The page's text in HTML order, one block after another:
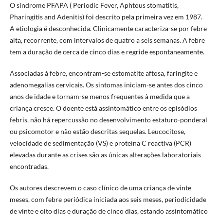
O síndrome PFAPA ( Periodic Fever, Aphtous stomatitis,
Pharingitis and Adenitis) foi descrito pela primeira vez em 1987.
A etiologia é desconhecida. Clinicamente caracteriza-se por febre
alta, recorrente, com intervalos de quatro a seis semanas. A febre
tem a duração de cerca de cinco dias e regride espontaneamente.
Associadas à febre, encontram-se estomatite aftosa, faringite e
adenomegalias cervicais. Os sintomas iniciam-se antes dos cinco
anos de idade e tornam-se menos frequentes à medida que a
criança cresce. O doente está assintomático entre os episódios
febris, não há repercussão no desenvolvimento estaturo-ponderal
ou psicomotor e não estão descritas sequelas. Leucocitose,
velocidade de sedimentação (VS) e proteína C reactiva (PCR)
elevadas durante as crises são as únicas alterações laboratoriais
encontradas.
Os autores descrevem o caso clínico de uma criança de vinte
meses, com febre periódica iniciada aos seis meses, periodicidade
de vinte e oito dias e duração de cinco dias, estando assintomático